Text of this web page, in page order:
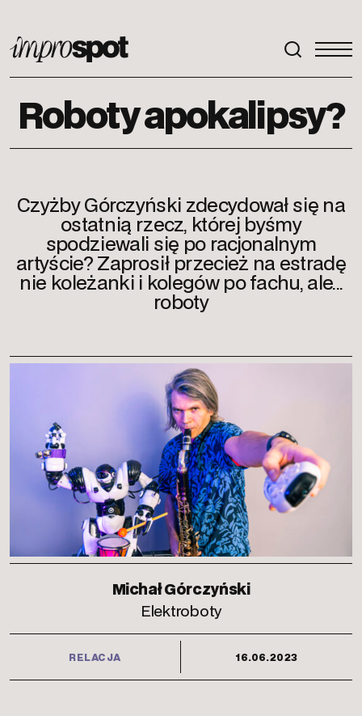
ImproSpot
Roboty apokalipsy?
Czyżby Górczyński zdecydował się na
ostatnią rzecz, której byśmy
spodziewali się po racjonalnym
artyście? Zaprosił przecież na estradę
nie koleżanki i kolegów po fachu, ale...
roboty
Michał Górczyński
Elektroboty
RELACJA 16.06.2023